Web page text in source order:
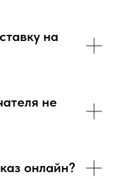
который наш
на
не
онлайн?